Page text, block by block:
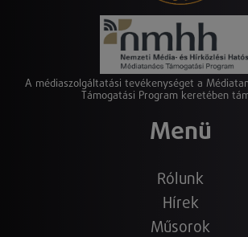
A médiaszolgáltatási tevékenységet a
Támogatási Program keretében
Menü
Rólunk
Hírek
Műsorok